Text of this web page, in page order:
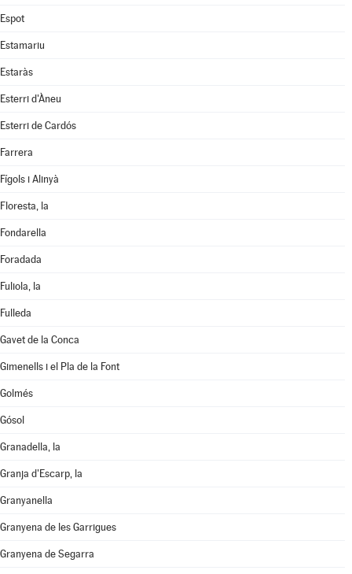
Espot
Estamariu
Estaràs
Esterri d'Àneu
Esterri de Cardós
Farrera
Fígols i Alinyà
Floresta, la
Fondarella
Foradada
Fuliola, la
Fulleda
Gavet de la Conca
Gimenells i el Pla de la Font
Golmés
Gósol
Granadella, la
Granja d'Escarp, la
Granyanella
Granyena de les Garrigues
Granyena de Segarra